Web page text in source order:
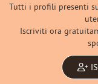
Tutti i profili presenti
Iscriviti ora